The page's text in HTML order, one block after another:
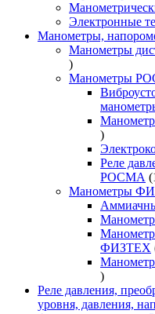
Электронные
Манометры,
Манометры
9
товаров
Манометры
521
товар
Реле
РОСМА
Манометры
ФИЗТЕХ
337
товаров
Реле давления,
уровня, давления,